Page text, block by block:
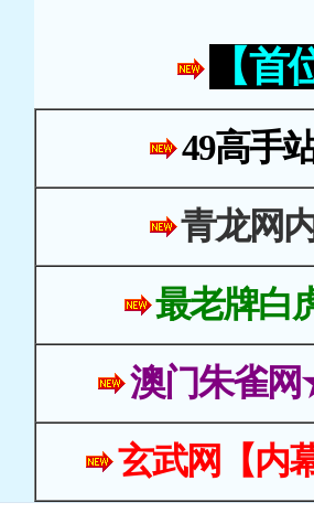
【
49高手
青龙网
最老牌白
澳门朱雀
玄武网【内